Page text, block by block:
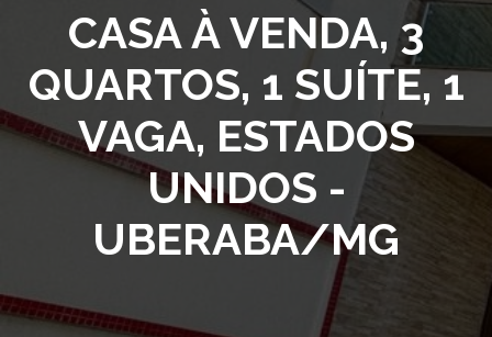
CASA À VENDA, 3
QUARTOS, 1 SUÍTE, 1
VAGA, ESTADOS
UNIDOS -
UBERABA/MG